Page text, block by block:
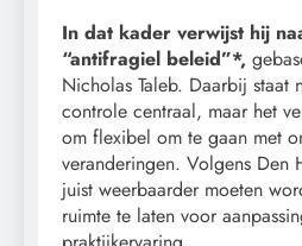
In dat kader verwijst hij
“antifragiel beleid”*,
Nicholas Taleb. Daarbij staat
controle centraal, maar het
om flexibel om te gaan met
veranderingen. Volgens Den
juist weerbaarder moeten
ruimte te laten voor